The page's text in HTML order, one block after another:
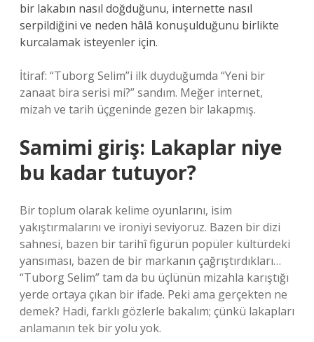
bir lakabın nasıl doğduğunu, internette nasıl
serpildiğini ve neden hâlâ konuşulduğunu birlikte
kurcalamak isteyenler için.
İtiraf: “Tuborg Selim”i ilk duyduğumda “Yeni bir
zanaat bira serisi mi?” sandım. Meğer internet,
mizah ve tarih üçgeninde gezen bir lakapmış.
Samimi giriş: Lakaplar niye
bu kadar tutuyor?
Bir toplum olarak kelime oyunlarını, isim
yakıştırmalarını ve ironiyi seviyoruz. Bazen bir dizi
sahnesi, bazen bir tarihî figürün popüler kültürdeki
yansıması, bazen de bir markanın çağrıştırdıkları…
“Tuborg Selim” tam da bu üçlünün mizahla karıştığı
yerde ortaya çıkan bir ifade. Peki ama gerçekten ne
demek? Hadi, farklı gözlerle bakalım; çünkü lakapları
anlamanın tek bir yolu yok.